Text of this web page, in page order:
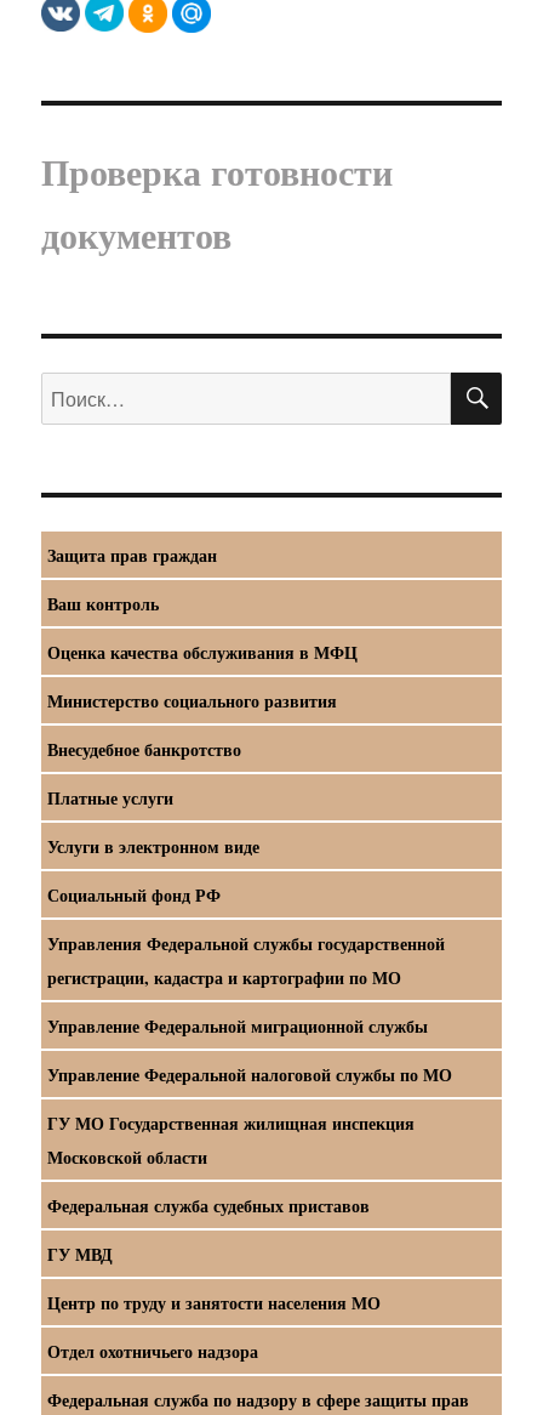
Проверка готовности
документов
Искать:
Защита прав граждан
Ваш контроль
Оценка качества обслуживания в МФЦ
Министерство социального развития
Внесудебное банкротство
Платные услуги
Услуги в электронном виде
Социальный фонд РФ
Управления Федеральной службы государственной
регистрации, кадастра и картографии по МО
Управление Федеральной миграционной службы
Управление Федеральной налоговой службы по МО
ГУ МО Государственная жилищная инспекция
Московской области
Федеральная служба судебных приставов
ГУ МВД
Центр по труду и занятости населения МО
Отдел охотничьего надзора
Федеральная служба по надзору в сфере защиты прав